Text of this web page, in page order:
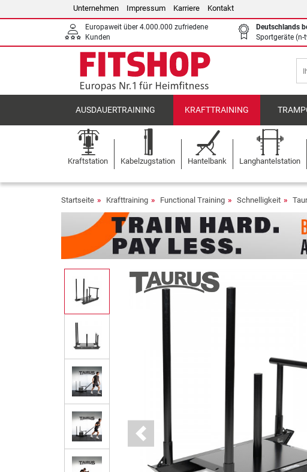
Unternehmen Impressum Karriere Kontakt
Europaweit über 4.000.000 zufriedene
Kunden
Deutschlands
Sportgeräte (n-
AUSDAUERTRAINING KRAFTTRAINING
Kraftstation Kabelzugstation Hantelbank Langhantelstation
Startseite Krafttraining Functional Training Schnelligkeit
Previous